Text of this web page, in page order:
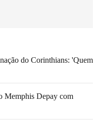
do Corinthians: 'Quem
Memphis Depay com